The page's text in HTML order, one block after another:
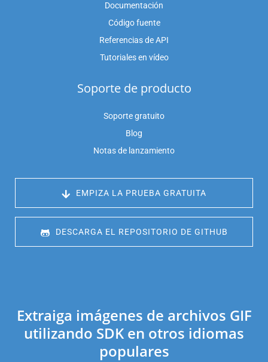
Documentación
Código fuente
Referencias de API
Tutoriales en vídeo
Soporte de producto
Soporte gratuito
Blog
Notas de lanzamiento
EMPIZA LA PRUEBA GRATUITA
DESCARGA EL REPOSITORIO DE GITHUB
Extraiga imágenes de archivos GIF
utilizando SDK en otros idiomas
populares